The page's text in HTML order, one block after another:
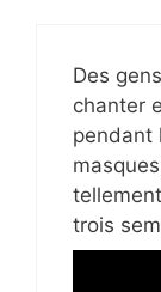
Des
chanter
pendant
trois